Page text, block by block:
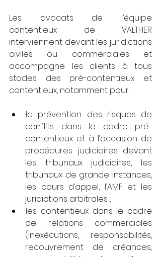
Les avocats de l’équipe
contentieux de VALTHER
interviennent devant les juridictions
civiles ou commerciales et
accompagne les clients à tous
stades des pré-contentieux et
contentieux, notamment pour  :
·la prévention des risques de
conflits dans le cadre pré-
contentieux et à l’occasion de
procédures judiciaires devant
les tribunaux judiciaires, les
tribunaux de grande instances,
les cours d’appel, l’AMF et les
juridictions arbitrales ;
·les contentieux dans le cadre
de relations commerciales
(inexécutions, responsabilités,
recouvrement de créances,